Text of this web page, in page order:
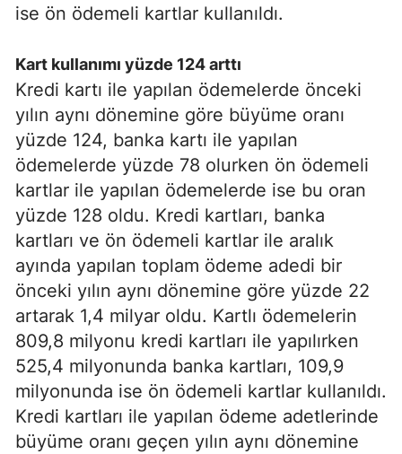
ise ön ödemeli kartlar kullanıldı.
Kart kullanımı yüzde 124 arttı
Kredi kartı ile yapılan ödemelerde önceki
yılın aynı dönemine göre büyüme oranı
yüzde 124, banka kartı ile yapılan
ödemelerde yüzde 78 olurken ön ödemeli
kartlar ile yapılan ödemelerde ise bu oran
yüzde 128 oldu. Kredi kartları, banka
kartları ve ön ödemeli kartlar ile aralık
ayında yapılan toplam ödeme adedi bir
önceki yılın aynı dönemine göre yüzde 22
artarak 1,4 milyar oldu. Kartlı ödemelerin
809,8 milyonu kredi kartları ile yapılırken
525,4 milyonunda banka kartları, 109,9
milyonunda ise ön ödemeli kartlar kullanıldı.
Kredi kartları ile yapılan ödeme adetlerinde
büyüme oranı geçen yılın aynı dönemine